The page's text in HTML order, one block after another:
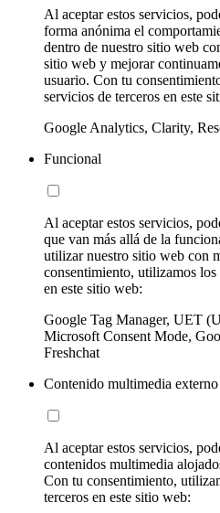
Al aceptar estos servicios,
forma anónima el
dentro de nuestro sitio web
sitio web y mejorar
usuario. Con tu
servicios de terceros en este
Google Analytics, Clarity,
Funcional
Al aceptar estos servicios,
que van más allá de la
utilizar nuestro sitio web con
consentimiento, utilizamos
en este sitio web:
Google Tag Manager, UET
Microsoft Consent Mode,
Freshchat
Contenido multimedia externo
Al aceptar estos servicios,
contenidos multimedia
Con tu consentimiento,
terceros en este sitio web: